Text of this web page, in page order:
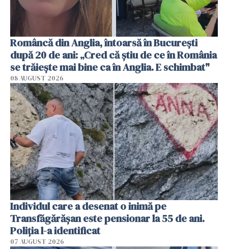
Româncă din Anglia, întoarsă în București
după 20 de ani: „Cred că știu de ce în România
se trăiește mai bine ca în Anglia. E schimbat"
08 AUGUST 2026
Individul care a desenat o inimă pe
Transfăgărășan este pensionar la 55 de ani.
Poliția l-a identificat
07 AUGUST 2026